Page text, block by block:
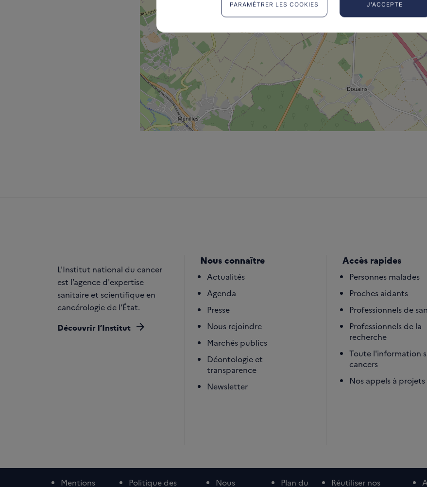
B.f Normandie
L'Institut national du cancer
est l’agence d'expertise
sanitaire et scientifique en
cancérologie de l’État.
Découvrir l’Institut arrow_forward
Nous connaître
Actualités
Agenda
Presse
Nous rejoindre
Marchés publics
Déontologie et
transparence
Newsletter
Accès rapides
Personnes malades
Proches aidants
Professionnels de
Professionnels de la
recherche
Toute l'information
cancers
Nos appels à projets
Mentions Politique des Nous Plan du Réutiliser nos
J'ACCEPTE
PARAMÉTRER LES COOKIES